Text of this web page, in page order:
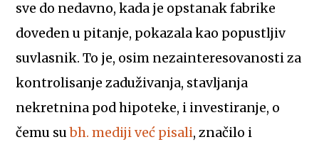
sve do nedavno, kada je opstanak fabrike
doveden u pitanje, pokazala kao popustljiv
suvlasnik. To je, osim nezainteresovanosti za
kontrolisanje zaduživanja, stavljanja
nekretnina pod hipoteke, i investiranje, o
čemu subh. mediji već pisali, značilo i